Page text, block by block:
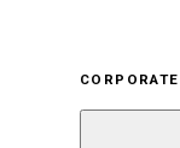
CORPORATE